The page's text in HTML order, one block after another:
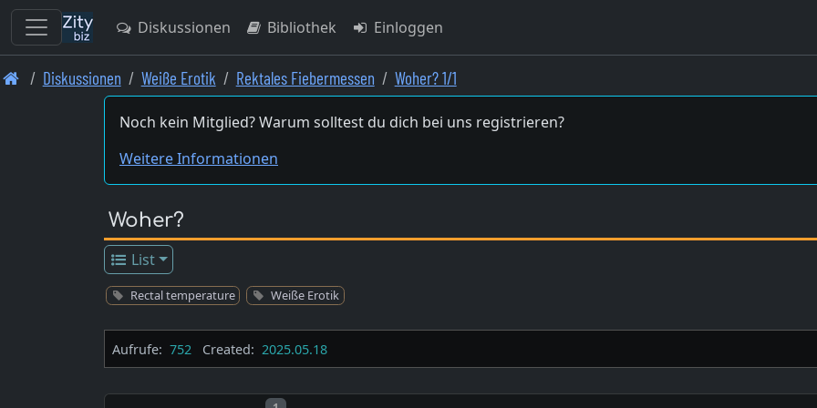
Skip
Diskussionen Bibliothek Einloggen
Diskussionen Weiße Erotik Rektales Fiebermessen Woher? 1/1
Noch kein Mitglied? Warum solltest du dich bei uns registrieren?
Weitere Informationen
Woher?
List
Rectal temperature Weiße Erotik
Aufrufe: 752 Created: 2025.05.18